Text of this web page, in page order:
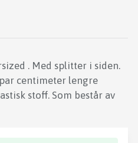
. Med splitter i siden.
centimeter lengre
stoff. Som består av